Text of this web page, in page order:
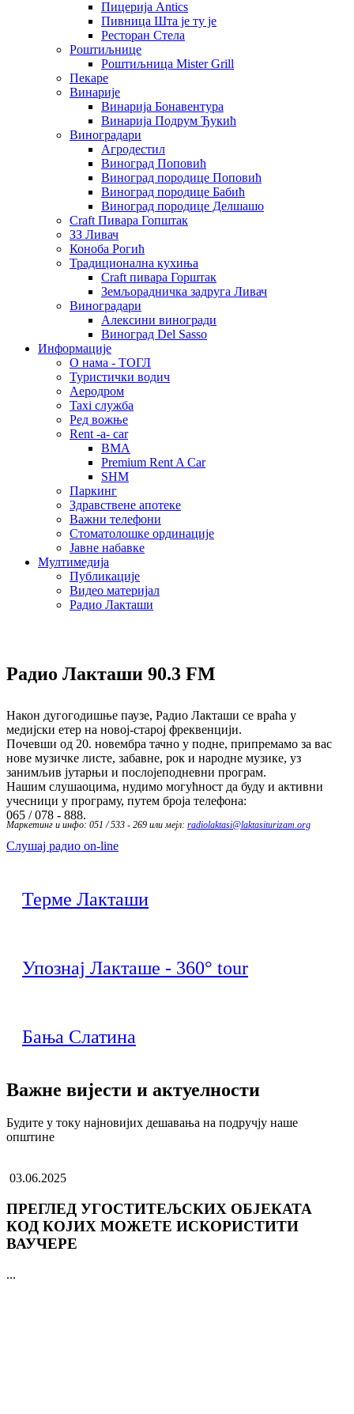
Пицерија Аntics
Пивница Шта је ту је
Ресторан Стела
Роштиљнице
Роштиљница Mister Grill
Пекаре
Винарије
Винарија Бонавентура
Винарија Подрум Ђукић
Виноградари
Агродестил
Виноград Поповић
Виноград породице Поповић
Виноград породице Бабић
Виноград породице Делшашо
Craft Пивара Гопштак
ЗЗ Ливач
Коноба Рогић
Традиционална кухиња
Craft пивара Горштак
Земљорадничка задруга Ливач
Виноградари
Алексини виногради
Виноград Del Sasso
Информације
О нама - ТОГЛ
Туристички водич
Аеродром
Taxi служба
Ред вожње
Rent -a- car
BMA
Premium Rent A Car
SHM
Паркинг
Здравствене апотеке
Важни телефони
Стоматолошке ординације
Јавне набавке
Мултимедија
Публикације
Видео материјал
Радио Лакташи
Радио Лакташи 90.3 FM
Након дугогодишње паузе, Радио Лакташи се враћа у
медијски етер на новој-старој фреквенцији.
Почевши од 20. новембра тачно у подне, припремамо за вас
нове музичке листе, забавне, рок и народне музике, уз
занимљив јутарњи и послојеподневни програм.
Нашим слушаоцима, нудимо могућност да буду и активни
учесници у програму, путем броја телефона:
065 / 078 - 888.
Маркетинг и инфо: 051 / 533 - 269 или мејл: radiolaktasi@laktasiturizam.org
Слушај радио on-line
Терме Лакташи
Упознај Лакташе - 360° tour
Бања Слатина
Важне вијести и актуелности
Будите у току најновијих дешавања на подручју наше
општине
03.06.2025
ПРЕГЛЕД УГОСТИТЕЉСКИХ ОБЈЕКАТА
КОД КОЈИХ МОЖЕТЕ ИСКОРИСТИТИ
ВАУЧЕРЕ
...